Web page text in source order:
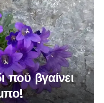
που βγαίνει